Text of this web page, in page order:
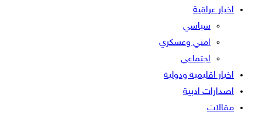
اخبار عراقية
سياسي
امني وعسكري
اجتماعي
اخبار اقليمية ودولية
اصدارات ادبية
مقالات